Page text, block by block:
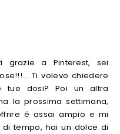
grazie a Pinterest, sei
Ti volevo chiedere
tue dosi? Poi un altra
la prossima settimana,
é assai ampio e mi
tempo, hai un dolce di